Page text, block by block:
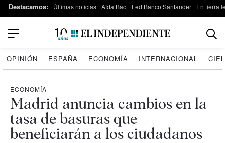
Destacamos: Últimas noticias Aída Bao Fed Banco Santander En tierra
OPINIÓN ESPAÑA ECONOMÍA INTERNACIONAL
ECONOMÍA
Madrid anuncia cambios en la
tasa de basuras que
beneficiarán a los ciudadanos